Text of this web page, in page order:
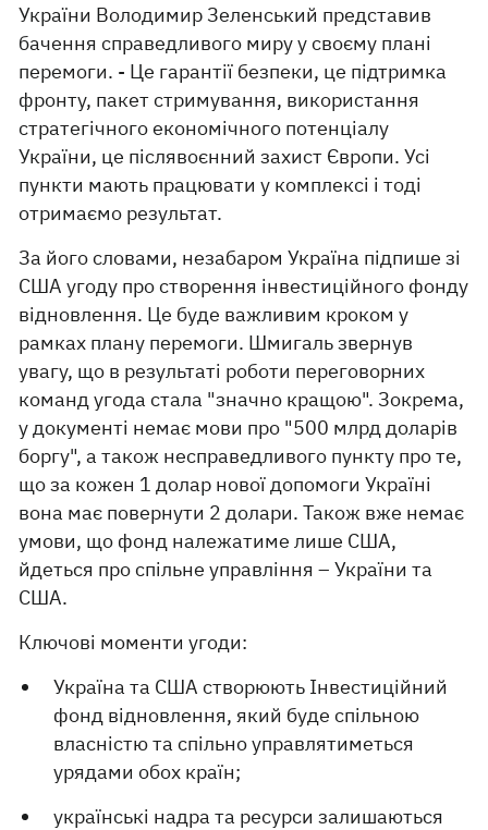
України Володимир Зеленський представив
бачення справедливого миру у своєму плані
перемоги. - Це гарантії безпеки, це підтримка
фронту, пакет стримування, використання
стратегічного економічного потенціалу
України, це післявоєнний захист Європи. Усі
пункти мають працювати у комплексі і тоді
отримаємо результат.
За його словами, незабаром Україна підпише зі
США угоду про створення інвестиційного фонду
відновлення. Це буде важливим кроком у
рамках плану перемоги. Шмигаль звернув
увагу, що в результаті роботи переговорних
команд угода стала "значно кращою". Зокрема,
у документі немає мови про "500 млрд доларів
боргу", а також несправедливого пункту про те,
що за кожен 1 долар нової допомоги Україні
вона має повернути 2 долари. Також вже немає
умови, що фонд належатиме лише США,
йдеться про спільне управління – України та
США.
Ключові моменти угоди:
Україна та США створюють Інвестиційний
фонд відновлення, який буде спільною
власністю та спільно управлятиметься
урядами обох країн;
українські надра та ресурси залишаються